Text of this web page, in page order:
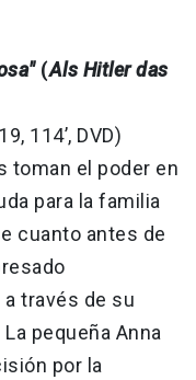
(Als Hitler das
114’, DVD)
toman el poder en
para la familia
cuanto antes de
través de su
pequeña Anna
por la